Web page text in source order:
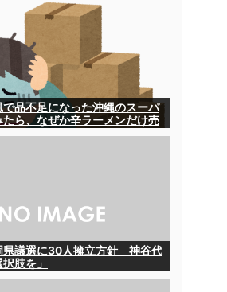
品不足になった沖縄のスーパ
たら、なぜか辛ラーメンだけ売
県議選に30人擁立方針 神谷代
肢を」